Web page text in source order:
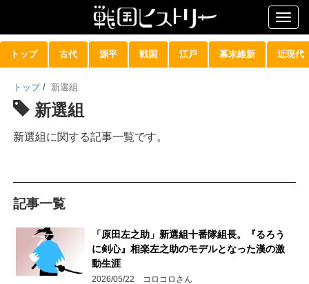
トップ 古代 源平 戦国 江戸 幕末維新 近現代
トップ / 新選組
新選組
新選組に関する記事一覧です。
記事一覧
「原田左之助」新選組十番隊組長。『るろう
に剣心』相楽左之助のモデルとなった漢の激
動生涯
2026/05/22 コロコロさん